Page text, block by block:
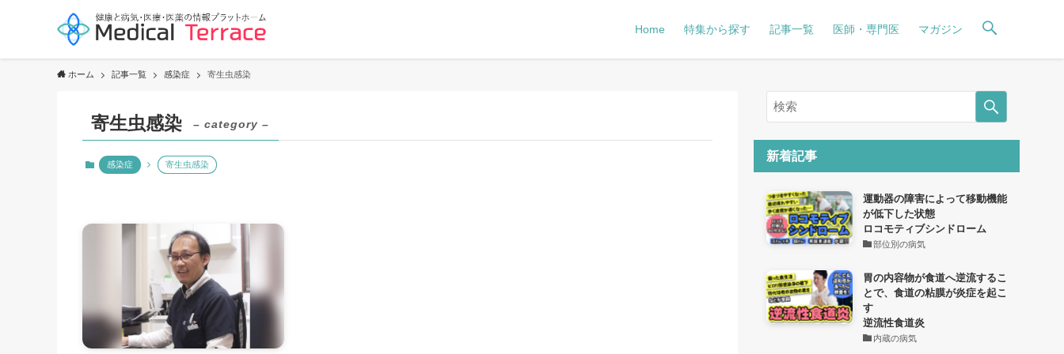
Home 特集から探す 記事一覧 医師・専門医 マガジン
ホーム 記事一覧 感染症 寄生虫感染
寄生虫感染 – category –
感染症 寄生虫感染
新着記事
運動器の障害によって移動機能
が低下した状態
ロコモティブシンドローム
部位別の病気
胃の内容物が食道へ逆流するこ
とで、食道の粘膜が炎症を起こ
す
逆流性食道炎
内蔵の病気